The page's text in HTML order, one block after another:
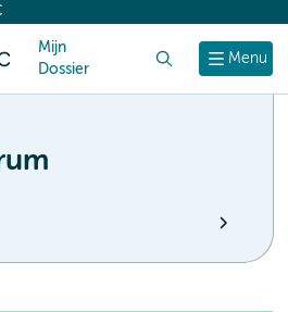
Menu
Mijn
Dossier